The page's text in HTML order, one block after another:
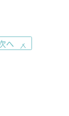
へ